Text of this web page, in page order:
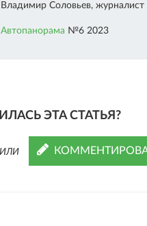
Владимир Соловьев, журналист
Автопанорама №6 2023
ЭТА СТАТЬЯ?
ИЛИ